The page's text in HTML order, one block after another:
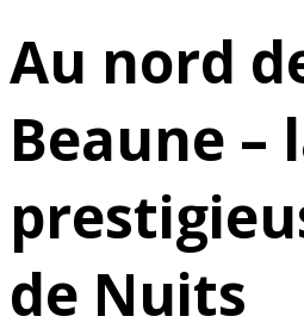
Au nord
Beaune –
de Nuits